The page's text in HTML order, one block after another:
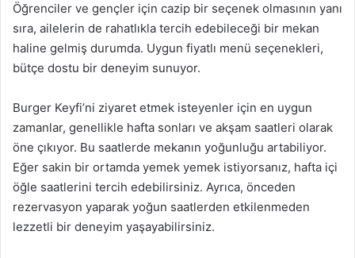
Öğrenciler ve gençler için cazip bir seçenek olmasının yanı
sıra, ailelerin de rahatlıkla tercih edebileceği bir mekan
haline gelmiş durumda. Uygun fiyatlı menü seçenekleri,
bütçe dostu bir deneyim sunuyor.
Burger Keyfi’ni ziyaret etmek isteyenler için en uygun
zamanlar, genellikle hafta sonları ve akşam saatleri olarak
öne çıkıyor. Bu saatlerde mekanın yoğunluğu artabiliyor.
Eğer sakin bir ortamda yemek yemek istiyorsanız, hafta içi
öğle saatlerini tercih edebilirsiniz. Ayrıca, önceden
rezervasyon yaparak yoğun saatlerden etkilenmeden
lezzetli bir deneyim yaşayabilirsiniz.